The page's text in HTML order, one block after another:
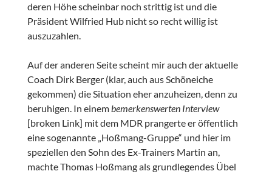
deren Höhe scheinbar noch strittig ist und die
Präsident Wilfried Hub nicht so recht willig ist
auszuzahlen.
Auf der anderen Seite scheint mir auch der aktuelle
Coach Dirk Berger (klar, auch aus Schöneiche
gekommen) die Situation eher anzuheizen, denn zu
beruhigen. In einembemerkenswerten Interview
[broken Link] mit dem MDR prangerte er öffentlich
eine sogenannte „Hoßmang-Gruppe“ und hier im
speziellen den Sohn des Ex-Trainers Martin an,
machte Thomas Hoßmang als grundlegendes Übel